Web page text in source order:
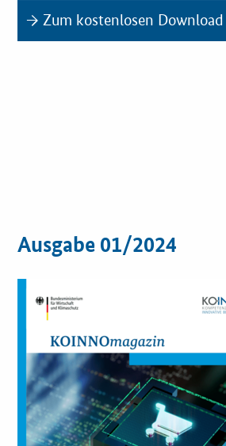
→ Zum kostenlosen Download
Ausgabe 01/2024